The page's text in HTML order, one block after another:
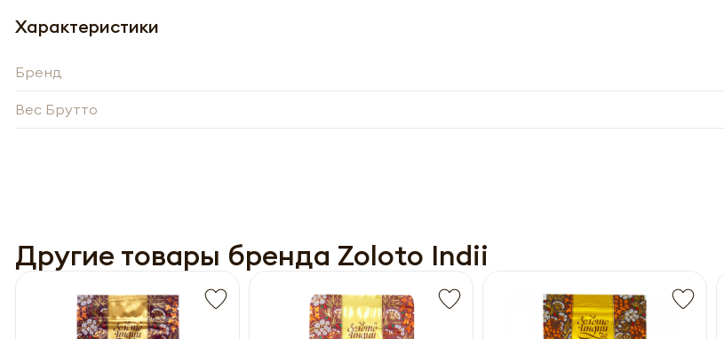
Характеристики
Бренд
Вес Брутто
Другие товары бренда Zoloto Indii
Обязательны к заполнению